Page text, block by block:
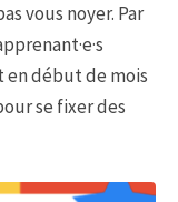
vous noyer. Par
début de mois
se fixer des